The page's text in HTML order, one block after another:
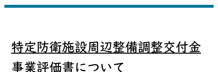
特定防衛施設周辺整備調整交付金
事業評価書について